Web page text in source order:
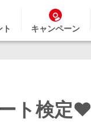
ト キャンペーン
ト検定❤